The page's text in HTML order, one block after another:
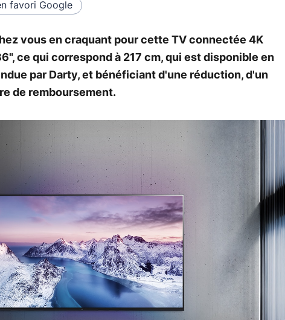
favori Google
vous en craquant pour cette TV connectée 4K
ce qui correspond à 217 cm, qui est disponible en
par Darty, et bénéficiant d'une réduction, d'un
de remboursement.